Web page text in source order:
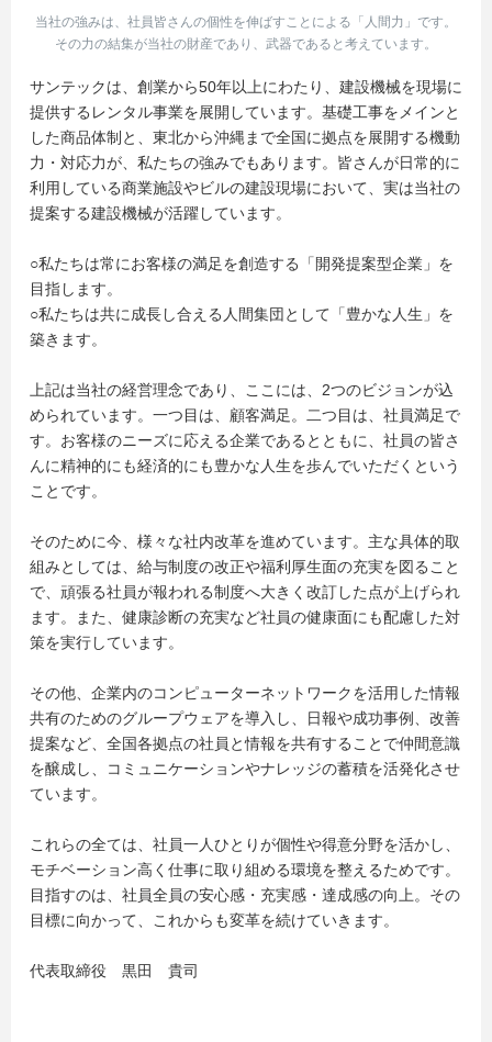
当社の強みは、社員皆さんの個性を伸ばすことによる「人間力」です。
その力の結集が当社の財産であり、武器であると考えています。
サンテックは、創業から50年以上にわたり、建設機械を現場に
提供するレンタル事業を展開しています。基礎工事をメインと
した商品体制と、東北から沖縄まで全国に拠点を展開する機動
力・対応力が、私たちの強みでもあります。皆さんが日常的に
利用している商業施設やビルの建設現場において、実は当社の
提案する建設機械が活躍しています。
○私たちは常にお客様の満足を創造する「開発提案型企業」を
目指します。
○私たちは共に成長し合える人間集団として「豊かな人生」を
築きます。
上記は当社の経営理念であり、ここには、2つのビジョンが込
められています。一つ目は、顧客満足。二つ目は、社員満足で
す。お客様のニーズに応える企業であるとともに、社員の皆さ
んに精神的にも経済的にも豊かな人生を歩んでいただくという
ことです。
そのために今、様々な社内改革を進めています。主な具体的取
組みとしては、給与制度の改正や福利厚生面の充実を図ること
で、頑張る社員が報われる制度へ大きく改訂した点が上げられ
ます。また、健康診断の充実など社員の健康面にも配慮した対
策を実行しています。
その他、企業内のコンピューターネットワークを活用した情報
共有のためのグループウェアを導入し、日報や成功事例、改善
提案など、全国各拠点の社員と情報を共有することで仲間意識
を醸成し、コミュニケーションやナレッジの蓄積を活発化させ
ています。
これらの全ては、社員一人ひとりが個性や得意分野を活かし、
モチベーション高く仕事に取り組める環境を整えるためです。
目指すのは、社員全員の安心感・充実感・達成感の向上。その
目標に向かって、これからも変革を続けていきます。
代表取締役 黒田 貴司